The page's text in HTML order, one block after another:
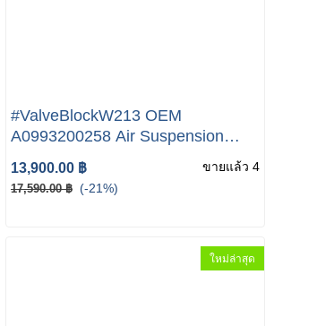
#ValveBlockW213 OEM
A0993200258 Air Suspension
Compressor Parts Air Valve Block
13,900.00 ฿
17,590.00 ฿ (-21%)
ขายแล้ว 4
ใหม่ล่าสุด